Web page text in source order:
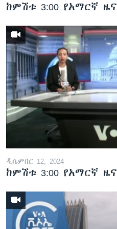
ከምሽቱ 3:00 የአማርኛ ዜና
ዲሴምበር 12, 2024
ከምሽቱ 3:00 የአማርኛ ዜና